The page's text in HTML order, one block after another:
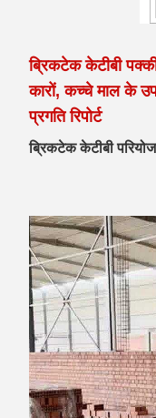
ब्रिकटेक केटीबी
कारों, कच्चे माल के
प्रगति रिपोर्ट
ब्रिकटेक केटीबी